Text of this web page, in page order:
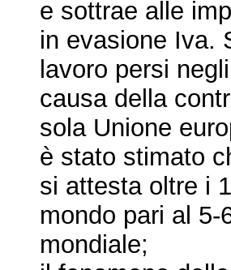
e sottrae alle
in evasione Iva.
lavoro persi
causa della
sola Unione
è stato stimato
si attesta oltre i
mondo pari al
mondiale;